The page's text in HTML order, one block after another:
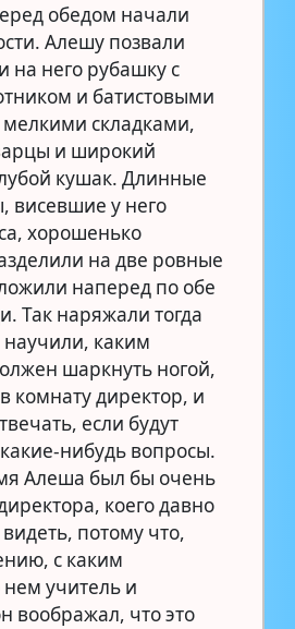
обедом начали
Алешу позвали
на него рубашку с
и батистовыми
складками,
и широкий
кушак. Длинные
висевшие у него
хорошенько
на две ровные
наперед по обе
Так наряжали тогда
каким
шаркнуть ногой,
комнату директор, и
если будут
нибудь вопросы.
Алеша был бы очень
коего давно
потому что,
с каким
нем учитель и
воображал, что это